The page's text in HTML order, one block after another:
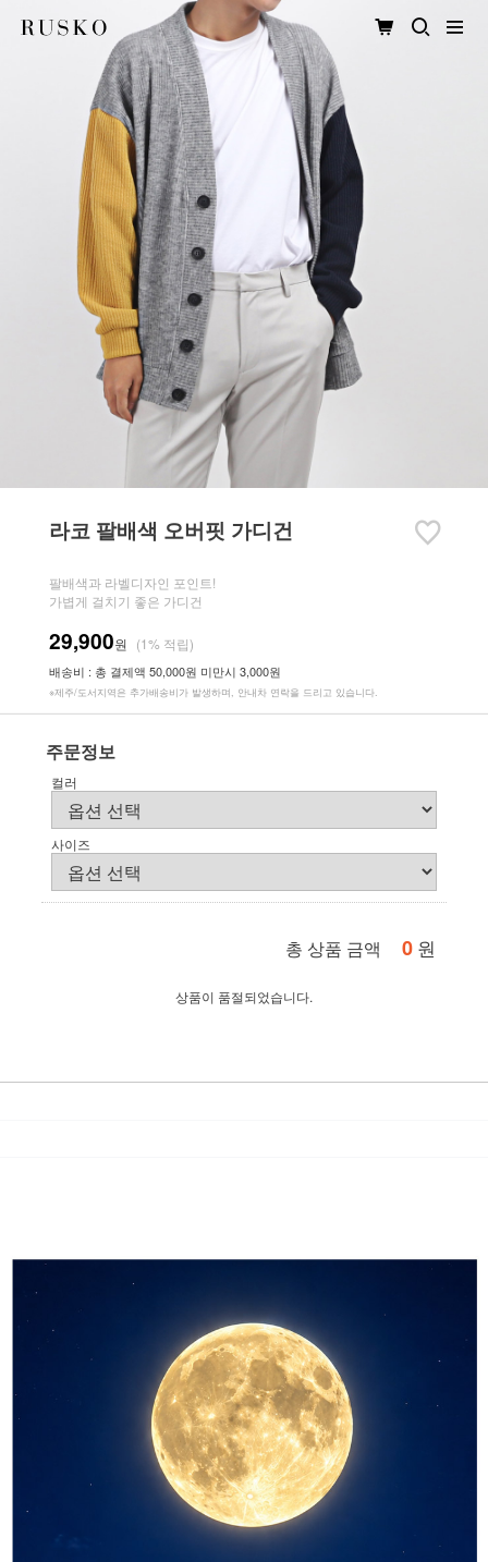
라코 팔배색 오버핏 가디건
팔배색과 라벨디자인 포인트!
가볍게 걸치기 좋은 가디건
29,900원 (1% 적립)
배송비 : 총 결제액 50,000원 미만시 3,000원
※제주/도서지역은 추가배송비가 발생하며, 안내차 연락을 드리고 있습니다.
주문정보
컬러
사이즈
총 상품 금액 0 원
상품이 품절되었습니다.